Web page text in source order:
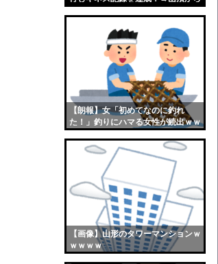
【朗報】女「初めてなのに釣れ
た！」釣りにハマる女性が続出ｗｗ
【画像】山形のタワーマンションｗ
ｗｗｗｗ